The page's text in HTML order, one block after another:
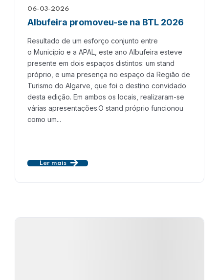
06-03-2026
Albufeira promoveu-se na BTL 2026
Resultado de um esforço conjunto entre
o Município e a APAL, este ano Albufeira esteve
presente em dois espaços distintos: um stand
próprio, e uma presença no espaço da Região de
Turismo do Algarve, que foi o destino convidado
desta edição. Em ambos os locais, realizaram-se
várias apresentações.O stand próprio funcionou
como um...
Ler mais